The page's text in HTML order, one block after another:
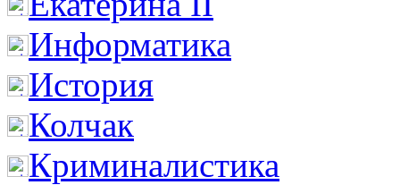
Информатика
История
Колчак
Криминалистика